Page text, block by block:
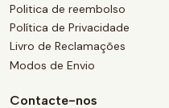
Politica de reembolso
Política de Privacidade
Livro de Reclamações
Modos de Envio
Contacte-nos